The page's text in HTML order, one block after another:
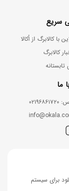
سریع
با کالابرگ از اُکالا
کالابرگ
ما
برای سیستم